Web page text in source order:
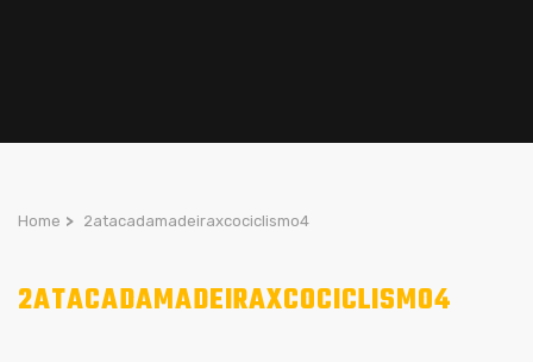
Home > 2atacadamadeiraxcociclismo4
2ATACADAMADEIRAXCOCICLISMO4